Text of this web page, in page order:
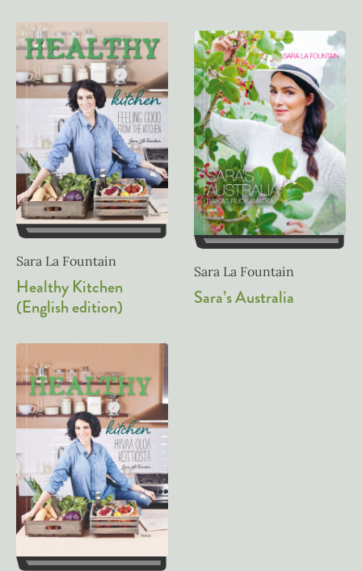
Sara La Fountain
Healthy Kitchen
(English edition)
Sara La Fountain
Sara’s Australia